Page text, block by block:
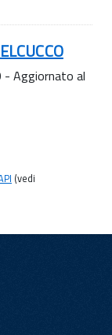
- Aggiornato al
(vedi